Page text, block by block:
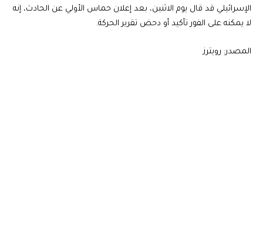
الإسرائيلي قد قال يوم الاثنين، بعد إعلان حماس الأولي عن الحادث، إنه
لا يمكنه على الفور تأكيد أو دحض تقرير الحركة.
المصدر: رويترز